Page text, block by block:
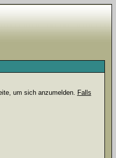
um sich anzumelden. Falls